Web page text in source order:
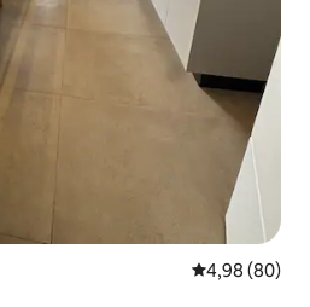
Gemiddelde
4,98 (80)